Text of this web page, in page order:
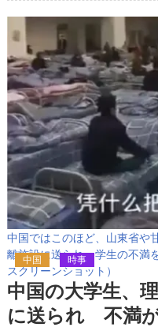
中国ではこのほど、山東省や
離施設に送られ、学生の不満
スクリーンショット）
中国 時事
中国の大学生、
に送られ 不満